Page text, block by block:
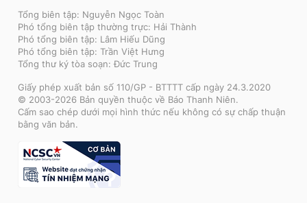
Tổng biên tập: Nguyễn Ngọc Toàn
Phó tổng biên tập thường trực: Hải Thành
Phó tổng biên tập: Lâm Hiếu Dũng
Phó tổng biên tập: Trần Việt Hưng
Tổng thư ký tòa soạn: Đức Trung
Giấy phép xuất bản số 110/GP - BTTTT cấp ngày 24.3.2020
© 2003-2026 Bản quyền thuộc về Báo Thanh Niên.
Cấm sao chép dưới mọi hình thức nếu không có sự chấp thuận
bằng văn bản.